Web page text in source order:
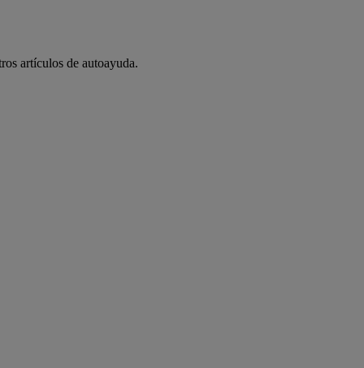
artículos de autoayuda.